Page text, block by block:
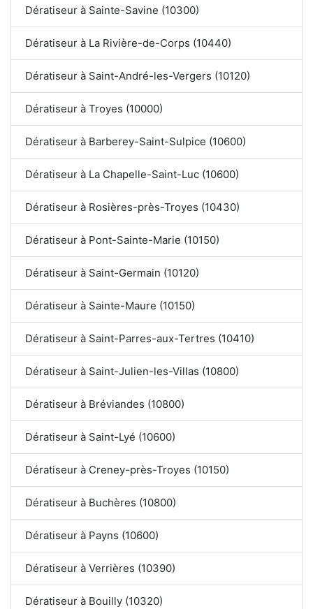
Dératiseur à Sainte-Savine (10300)
Dératiseur à La Rivière-de-Corps (10440)
Dératiseur à Saint-André-les-Vergers (10120)
Dératiseur à Troyes (10000)
Dératiseur à Barberey-Saint-Sulpice (10600)
Dératiseur à La Chapelle-Saint-Luc (10600)
Dératiseur à Rosières-près-Troyes (10430)
Dératiseur à Pont-Sainte-Marie (10150)
Dératiseur à Saint-Germain (10120)
Dératiseur à Sainte-Maure (10150)
Dératiseur à Saint-Parres-aux-Tertres (10410)
Dératiseur à Saint-Julien-les-Villas (10800)
Dératiseur à Bréviandes (10800)
Dératiseur à Saint-Lyé (10600)
Dératiseur à Creney-près-Troyes (10150)
Dératiseur à Buchères (10800)
Dératiseur à Payns (10600)
Dératiseur à Verrières (10390)
Dératiseur à Bouilly (10320)